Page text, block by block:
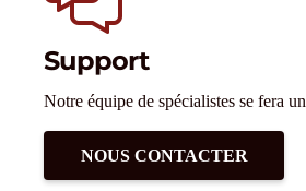
Support
Notre équipe de spécialistes se fera
NOUS CONTACTER